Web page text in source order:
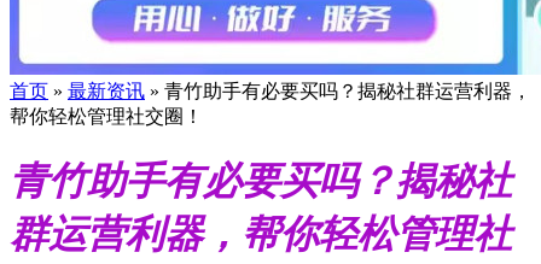
首页 » 最新资讯 » 青竹助手有必要买吗？揭秘社群运营利器，
帮你轻松管理社交圈！
青竹助手有必要买吗？揭秘社
群运营利器，帮你轻松管理社